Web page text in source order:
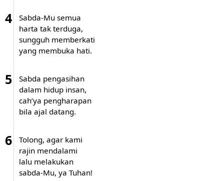
4
Sabda-Mu semua
harta tak terduga,
sungguh memberkati
yang membuka hati.
5
Sabda pengasihan
dalam hidup insan,
cah’ya pengharapan
bila ajal datang.
6
Tolong, agar kami
rajin mendalami
lalu melakukan
sabda-Mu, ya Tuhan!